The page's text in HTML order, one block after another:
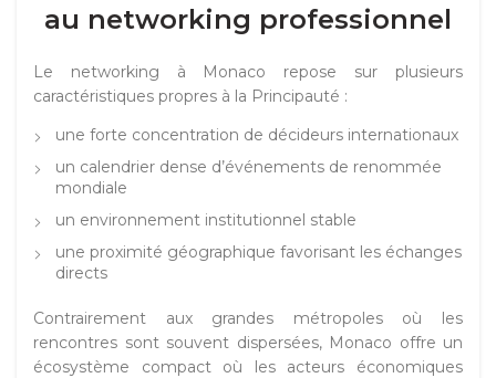
au networking professionnel
Le networking à Monaco repose sur plusieurs
caractéristiques propres à la Principauté :
une forte concentration de décideurs internationaux
un calendrier dense d’événements de renommée
mondiale
un environnement institutionnel stable
une proximité géographique favorisant les échanges
directs
Contrairement aux grandes métropoles où les
rencontres sont souvent dispersées, Monaco offre un
écosystème compact où les acteurs économiques